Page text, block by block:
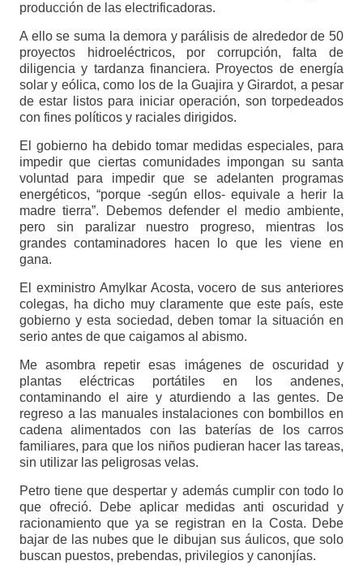
producción de las electrificadoras.
A ello se suma la demora y parálisis de alrededor de 50
proyectos hidroeléctricos, por corrupción, falta de
diligencia y tardanza financiera. Proyectos de energía
solar y eólica, como los de la Guajira y Girardot, a pesar
de estar listos para iniciar operación, son torpedeados
con fines políticos y raciales dirigidos.
El gobierno ha debido tomar medidas especiales, para
impedir que ciertas comunidades impongan su santa
voluntad para impedir que se adelanten programas
energéticos, “porque -según ellos- equivale a herir la
madre tierra”. Debemos defender el medio ambiente,
pero sin paralizar nuestro progreso, mientras los
grandes contaminadores hacen lo que les viene en
gana.
El exministro Amylkar Acosta, vocero de sus anteriores
colegas, ha dicho muy claramente que este país, este
gobierno y esta sociedad, deben tomar la situación en
serio antes de que caigamos al abismo.
Me asombra repetir esas imágenes de oscuridad y
plantas eléctricas portátiles en los andenes,
contaminando el aire y aturdiendo a las gentes. De
regreso a las manuales instalaciones con bombillos en
cadena alimentados con las baterías de los carros
familiares, para que los niños pudieran hacer las tareas,
sin utilizar las peligrosas velas.
Petro tiene que despertar y además cumplir con todo lo
que ofreció. Debe aplicar medidas anti oscuridad y
racionamiento que ya se registran en la Costa. Debe
bajar de las nubes que le dibujan sus áulicos, que solo
buscan puestos, prebendas, privilegios y canonjías.